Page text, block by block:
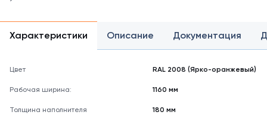
может
не
Характеристики Описание Документация
Цвет RAL 2008 (Ярко-оранжевый)
Рабочая ширина: 1160 мм
Толщина наполнителя 180 мм